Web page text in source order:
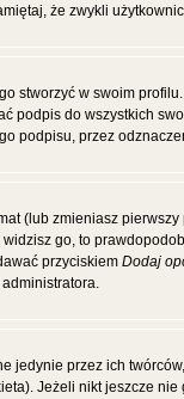
że zwykli
stworzyć w swoim
podpis do wszystkich
podpisu, przez
(lub zmieniasz
go, to
przyciskiem Dodaj
jedynie przez ich
Jeżeli nikt jeszcze